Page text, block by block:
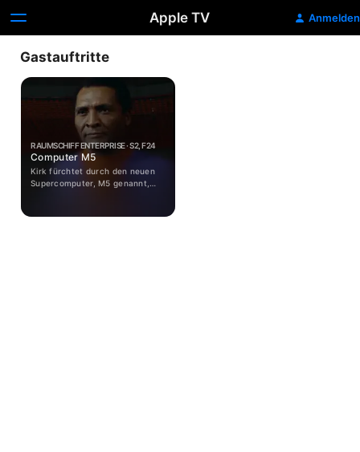
Apple TV Anmelden
Gastauftritte
RAUMSCHIFF ENTERPRISE · S2, F24
Computer M5
Kirk fürchtet durch den neuen
Supercomputer, M5 genannt,
hat. Bei einer Kampfübung